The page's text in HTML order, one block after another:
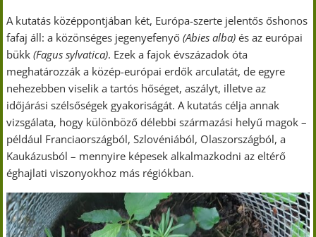
A kutatás középpontjában két, Európa-szerte jelentős őshonos
fafaj áll: a közönséges jegenyefenyő(Abies alba)és az európai
bükk(Fagus sylvatica). Ezek a fajok évszázadok óta
meghatározzák a közép-európai erdők arculatát, de egyre
nehezebben viselik a tartós hőséget, aszályt, illetve az
időjárási szélsőségek gyakoriságát. A kutatás célja annak
vizsgálata, hogy különböző délebbi származási helyű magok –
például Franciaországból, Szlovéniából, Olaszországból, a
Kaukázusból – mennyire képesek alkalmazkodni az eltérő
éghajlati viszonyokhoz más régiókban.